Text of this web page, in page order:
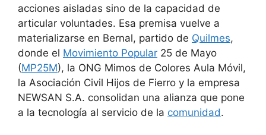
acciones aisladas sino de la capacidad de
articular voluntades. Esa premisa vuelve a
materializarse en Bernal, partido de Quilmes,
donde el Movimiento Popular 25 de Mayo
(MP25M), la ONG Mimos de Colores Aula Móvil,
la Asociación Civil Hijos de Fierro y la empresa
NEWSAN S.A. consolidan una alianza que pone
a la tecnología al servicio de la comunidad.